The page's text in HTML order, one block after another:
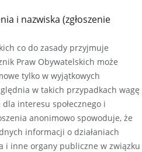
i nazwiska (zgłoszenie
co do zasady przyjmuje
Praw Obywatelskich może
tylko w wyjątkowych
w takich przypadkach wagę
interesu społecznego i
anonimowo spowoduje, że
informacji o działaniach
i inne organy publiczne w związku